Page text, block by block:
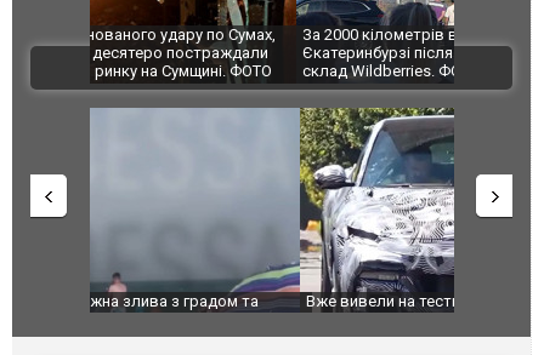
За 2000 кілометрів від кордону з Україною: в
Єкатеринбурзі після атаки дронів загорівся
склад Wildberries. ФОТО. ВІДЕО
"Мої
ВІДЕО
Вже вивели на тести: Ferrari готує оновлення
позашляховика Purosangue. ВІДЕО
Вийшов
фільму